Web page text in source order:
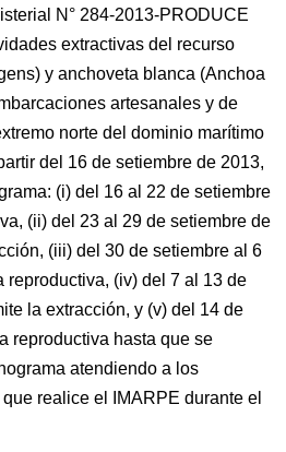
N° 284-2013-PRODUCE
extractivas del recurso
y anchoveta blanca (Anchoa
artesanales y de
norte del dominio marítimo
del 16 de setiembre de 2013,
(i) del 16 al 22 de setiembre
(ii) del 23 al 29 de setiembre de
(iii) del 30 de setiembre al 6
reproductiva, (iv) del 7 al 13 de
la extracción, y (v) del 14 de
reproductiva hasta que se
atendiendo a los
realice el IMARPE durante el